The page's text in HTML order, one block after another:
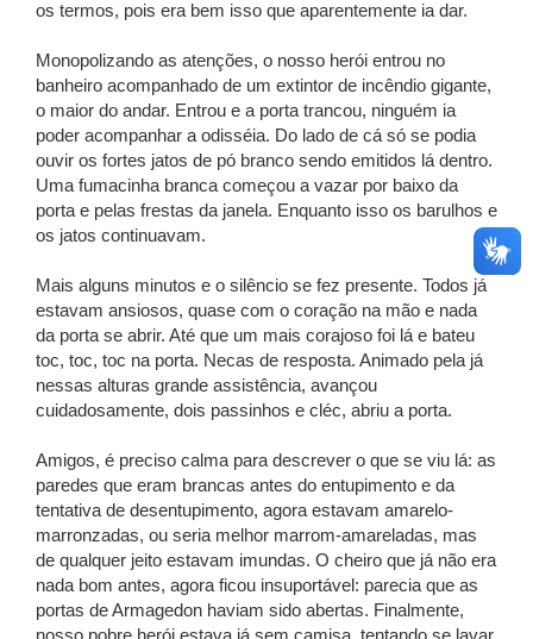
os termos, pois era bem isso que aparentemente ia dar.
Monopolizando as atenções, o nosso herói entrou no
banheiro acompanhado de um extintor de incêndio gigante,
o maior do andar. Entrou e a porta trancou, ninguém ia
poder acompanhar a odisséia. Do lado de cá só se podia
ouvir os fortes jatos de pó branco sendo emitidos lá dentro.
Uma fumacinha branca começou a vazar por baixo da
porta e pelas frestas da janela. Enquanto isso os barulhos e
os jatos continuavam.
Mais alguns minutos e o silêncio se fez presente. Todos já
estavam ansiosos, quase com o coração na mão e nada
da porta se abrir. Até que um mais corajoso foi lá e bateu
toc, toc, toc na porta. Necas de resposta. Animado pela já
nessas alturas grande assistência, avançou
cuidadosamente, dois passinhos e cléc, abriu a porta.
Amigos, é preciso calma para descrever o que se viu lá: as
paredes que eram brancas antes do entupimento e da
tentativa de desentupimento, agora estavam amarelo-
marronzadas, ou seria melhor marrom-amareladas, mas
de qualquer jeito estavam imundas. O cheiro que já não era
nada bom antes, agora ficou insuportável: parecia que as
portas de Armagedon haviam sido abertas. Finalmente,